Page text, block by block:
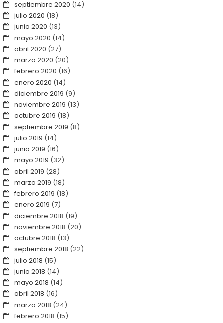
septiembre 2020 (14)
julio 2020 (18)
junio 2020 (13)
mayo 2020 (14)
abril 2020 (27)
marzo 2020 (20)
febrero 2020 (16)
enero 2020 (14)
diciembre 2019 (9)
noviembre 2019 (13)
octubre 2019 (18)
septiembre 2019 (8)
julio 2019 (14)
junio 2019 (16)
mayo 2019 (32)
abril 2019 (28)
marzo 2019 (18)
febrero 2019 (18)
enero 2019 (7)
diciembre 2018 (19)
noviembre 2018 (20)
octubre 2018 (13)
septiembre 2018 (22)
julio 2018 (15)
junio 2018 (14)
mayo 2018 (14)
abril 2018 (16)
marzo 2018 (24)
febrero 2018 (15)